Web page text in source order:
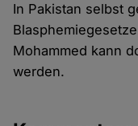
In Pakistan selbst
Mohammed kann
werden.